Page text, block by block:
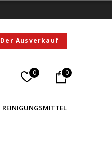
Der Ausverkauf
0 0
REINIGUNGSMITTEL